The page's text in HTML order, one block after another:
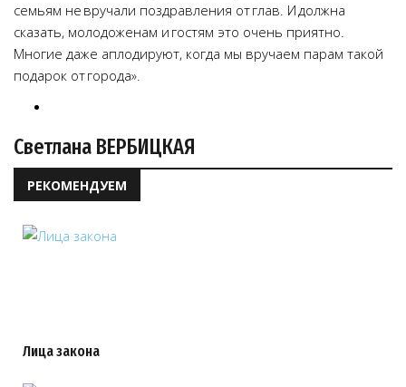
семьям не вручали поздравления от глав. И должна
сказать, молодоженам и гостям это очень приятно.
Многие даже аплодируют, когда мы вручаем парам такой
подарок от города».
Светлана ВЕРБИЦКАЯ
РЕКОМЕНДУЕМ
Лица закона